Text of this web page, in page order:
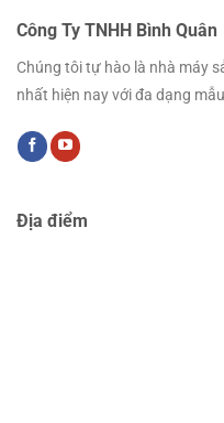
Công Ty TNHH Bình Quân
Chúng tôi tự hào là nhà máy
nhất hiện nay với đa dạng
Địa điểm